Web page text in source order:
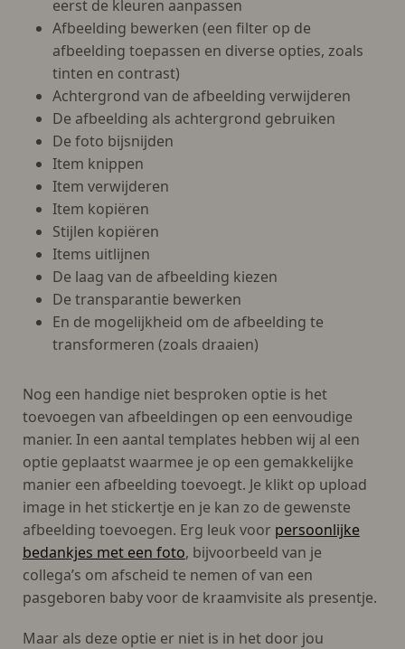
eerst de kleuren aanpassen
Afbeelding bewerken (een filter op de
afbeelding toepassen en diverse opties, zoals
tinten en contrast)
Achtergrond van de afbeelding verwijderen
De afbeelding als achtergrond gebruiken
De foto bijsnijden
Item knippen
Item verwijderen
Item kopiëren
Stijlen kopiëren
Items uitlijnen
De laag van de afbeelding kiezen
De transparantie bewerken
En de mogelijkheid om de afbeelding te
transformeren (zoals draaien)
Nog een handige niet besproken optie is het
toevoegen van afbeeldingen op een eenvoudige
manier. In een aantal templates hebben wij al een
optie geplaatst waarmee je op een gemakkelijke
manier een afbeelding toevoegt. Je klikt op upload
image in het stickertje en je kan zo de gewenste
afbeelding toevoegen. Erg leuk voor persoonlijke
bedankjes met een foto, bijvoorbeeld van je
collega’s om afscheid te nemen of van een
pasgeboren baby voor de kraamvisite als presentje.
Maar als deze optie er niet is in het door jou